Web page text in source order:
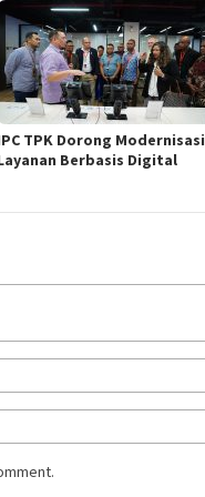
TPK Dorong Modernisasi
Berbasis Digital